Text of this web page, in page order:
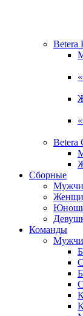
Betera
Betera
Сборные
Команды